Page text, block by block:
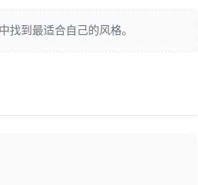
找到最适合自己的风格。